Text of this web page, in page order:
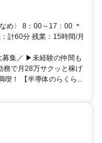
＊無料送迎あり ＊交通
町・玉名郡長洲町 菊池
すすめです◎
め〉 8：00～17：00 ＊
計60分 残業：15時間/月
募集／ ▶未経験の仲間も
で月28万サクッと稼げ
！ 【半導体のらくら...